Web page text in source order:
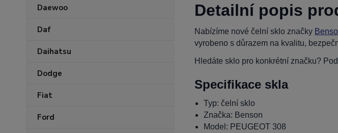
Daewoo
Daf
Daihatsu
Dodge
Fiat
Ford
Detailní popis
Nabízíme nové čelní sklo značky
vyrobeno s důrazem na kvalitu,
Hledáte sklo pro konkrétní značku?
Specifikace skla
Typ: čelní sklo
Značka: Benson
Model: PEUGEOT 308